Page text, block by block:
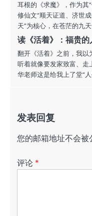
耳根的《求魔》，作为其
修仙文“顺天证道、济世
天”为核心，在苍茫的九
读《活着》：福贵
翻开《活着》之前，我以
听着就像要发家致富、走
华老师这是给我上了堂“
发表回复
您的邮箱地址不会被
评论 *